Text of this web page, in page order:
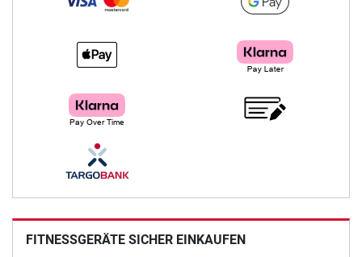
FITNESSGERÄTE SICHER EINKAUFEN